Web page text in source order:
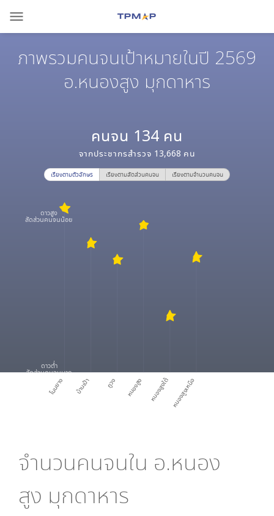
menu
ภาพรวมคนจนเป้าหมายในปี 2569
อ.หนองสูง มุกดาหาร
คนจน 134 คน
จากประชากรสำรวจ 13,668 คน
เรียงตามตัวอักษร เรียงตามสัดส่วนคนจน เรียงตามจำนวนคนจน
โนนยาง บ้านเป้า ภูวง หนองสูง หนองสูงใต้ หนองสูงเหนือ
ดาวสูง
สัดส่วนคนจนน้อย
ดาวต่ำ
สัดส่วนคนจนมาก
จำนวนคนจนใน อ.หนอง
สูง มุกดาหาร